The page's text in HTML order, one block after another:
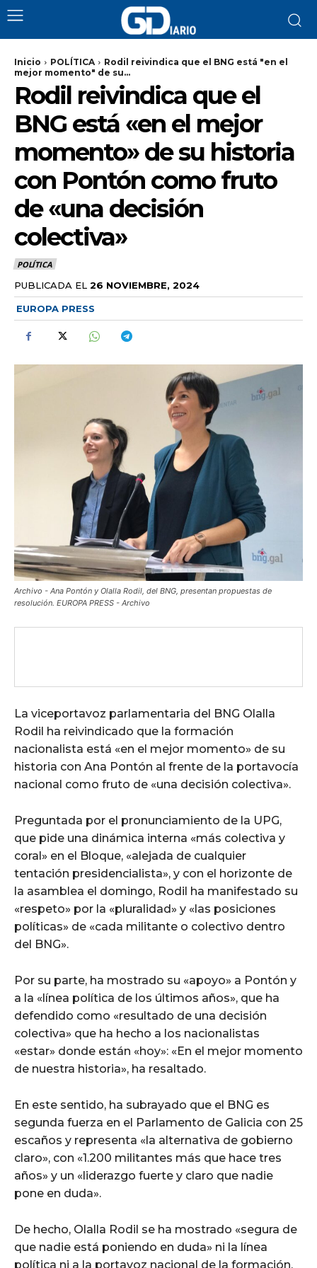
Inicio POLÍTICA
Rodil reivindica que el BNG está "en el
mejor momento" de su...
Rodil reivindica que el
BNG está «en el mejor
momento» de su historia
con Pontón como fruto
de «una decisión
colectiva»
POLÍTICA
PUBLICADA EL 26 NOVIEMBRE, 2024
EUROPA PRESS
Archivo - Ana Pontón y Olalla Rodil, del BNG, presentan propuestas de
resolución. EUROPA PRESS - Archivo
La viceportavoz parlamentaria del BNG Olalla
Rodil ha reivindicado que la formación
nacionalista está «en el mejor momento» de su
historia con Ana Pontón al frente de la portavocía
nacional como fruto de «una decisión colectiva».
Preguntada por el pronunciamiento de la UPG,
que pide una dinámica interna «más colectiva y
coral» en el Bloque, «alejada de cualquier
tentación presidencialista», y con el horizonte de
la asamblea el domingo, Rodil ha manifestado su
«respeto» por la «pluralidad» y «las posiciones
políticas» de «cada militante o colectivo dentro
del BNG».
Por su parte, ha mostrado su «apoyo» a Pontón y
a la «línea política de los últimos años», que ha
defendido como «resultado de una decisión
colectiva» que ha hecho a los nacionalistas
«estar» donde están «hoy»: «En el mejor momento
de nuestra historia», ha resaltado.
En este sentido, ha subrayado que el BNG es
segunda fuerza en el Parlamento de Galicia con 25
escaños y representa «la alternativa de gobierno
claro», con «1.200 militantes más que hace tres
años» y un «liderazgo fuerte y claro que nadie
pone en duda».
De hecho, Olalla Rodil se ha mostrado «segura de
que nadie está poniendo en duda» ni la línea
política ni a la portavoz nacional de la formación.